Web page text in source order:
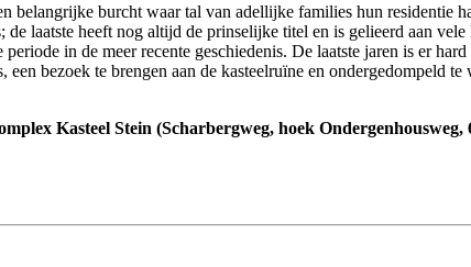
belangrijke burcht waar tal van adellijke families hun residentie
laatste heeft nog altijd de prinselijke titel en is gelieerd aan
in de meer recente geschiedenis. De laatste jaren is er
bezoek te brengen aan de kasteelruïne en ondergedompeld te
Kasteel Stein (Scharbergweg, hoek